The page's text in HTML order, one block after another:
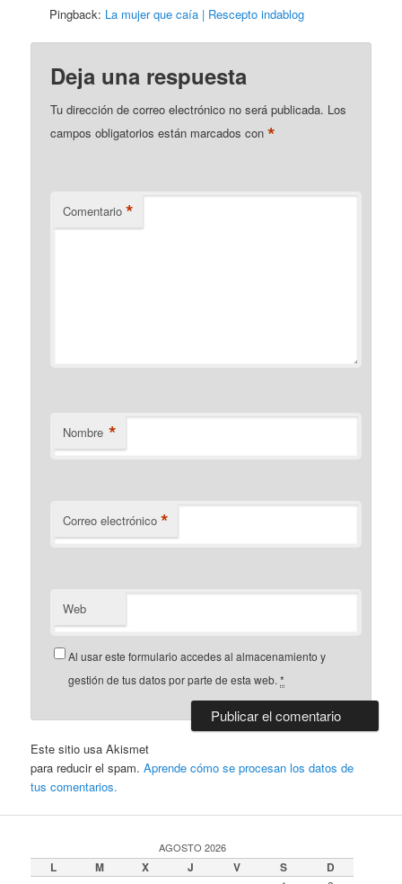
Pingback: La mujer que caía | Rescepto indablog
Deja una respuesta
Tu dirección de correo electrónico no será publicada. Los
campos obligatorios están marcados con*
Comentario *
Nombre *
Correo electrónico *
Web
Al usar este formulario accedes al almacenamiento y
gestión de tus datos por parte de esta web.*
Este sitio usa Akismet
para reducir el spam.Aprende cómo se procesan los datos de
tus comentarios.
AGOSTO 2026
L M X J V S D